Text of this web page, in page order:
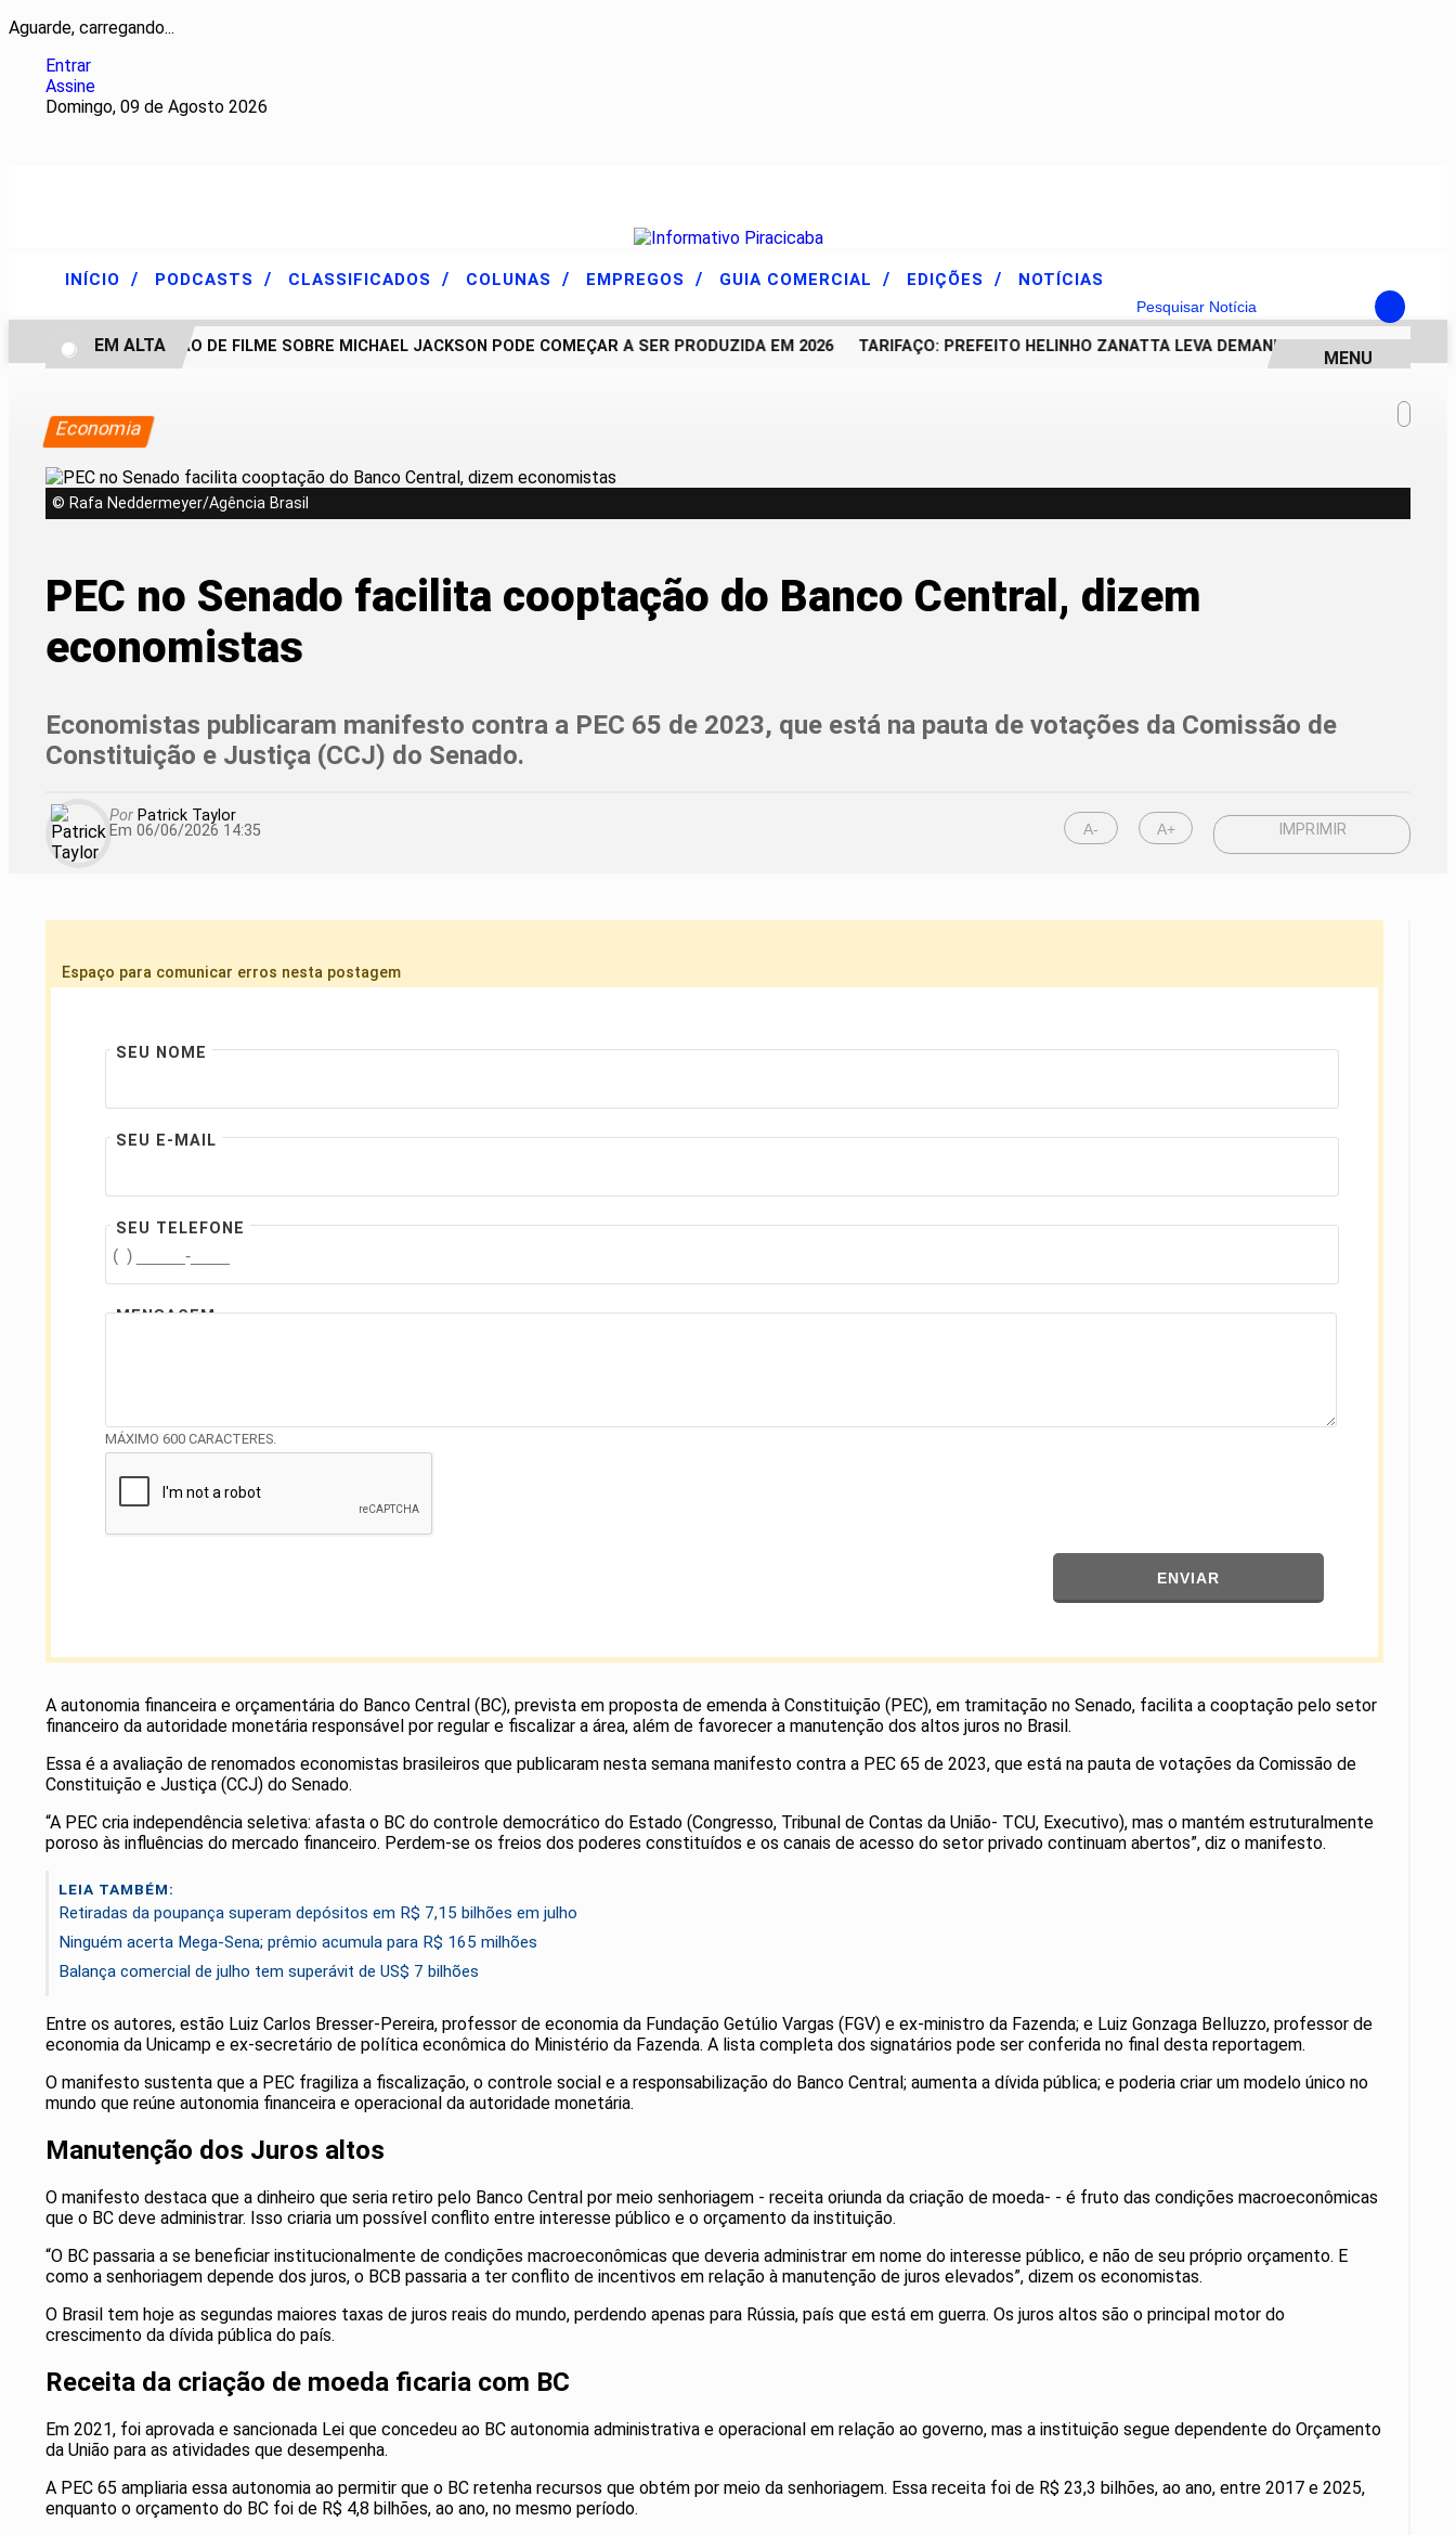
Aguarde, carregando...
Entrar
Assine
Domingo, 09 de Agosto 2026
Pesquisar Notícia
INÍCIO / PODCASTS / CLASSIFICADOS / COLUNAS / EMPREGOS / GUIA COMERCIAL / EDIÇÕES / NOTÍCIAS
CONTINUAÇÃO DE FILME SOBRE MICHAEL JACKSON PODE COMEÇAR A SER PRODUZIDA EM 2026 TARIFAÇO: PREFEITO HELINHO ZANATTA LEVA DEMANDAS DE PIRACICABA AO
EM ALTA
MENU
Economia
© Rafa Neddermeyer/Agência Brasil
PEC no Senado facilita cooptação do Banco Central, dizem
economistas
Economistas publicaram manifesto contra a PEC 65 de 2023, que está na pauta de votações da Comissão de
Constituição e Justiça (CCJ) do Senado.
Por Patrick Taylor
Em 06/06/2026 14:35
A- A+ IMPRIMIR
Espaço para comunicar erros nesta postagem
SEU NOME
SEU E-MAIL
SEU TELEFONE
MENSAGEM
MÁXIMO 600 CARACTERES.
ENVIAR
A autonomia financeira e orçamentária do Banco Central (BC), prevista em proposta de emenda à Constituição (PEC), em tramitação no Senado, facilita a cooptação pelo setor
financeiro da autoridade monetária responsável por regular e fiscalizar a área, além de favorecer a manutenção dos altos juros no Brasil.
Essa é a avaliação de renomados economistas brasileiros que publicaram nesta semana manifesto contra a PEC 65 de 2023, que está na pauta de votações da Comissão de
Constituição e Justiça (CCJ) do Senado.
“A PEC cria independência seletiva: afasta o BC do controle democrático do Estado (Congresso, Tribunal de Contas da União- TCU, Executivo), mas o mantém estruturalmente
poroso às influências do mercado financeiro. Perdem-se os freios dos poderes constituídos e os canais de acesso do setor privado continuam abertos”, diz o manifesto.
LEIA TAMBÉM:
Retiradas da poupança superam depósitos em R$ 7,15 bilhões em julho
Ninguém acerta Mega-Sena; prêmio acumula para R$ 165 milhões
Balança comercial de julho tem superávit de US$ 7 bilhões
Entre os autores, estão Luiz Carlos Bresser-Pereira, professor de economia da Fundação Getúlio Vargas (FGV) e ex-ministro da Fazenda; e Luiz Gonzaga Belluzzo, professor de
economia da Unicamp e ex-secretário de política econômica do Ministério da Fazenda. A lista completa dos signatários pode ser conferida no final desta reportagem.
O manifesto sustenta que a PEC fragiliza a fiscalização, o controle social e a responsabilização do Banco Central; aumenta a dívida pública; e poderia criar um modelo único no
mundo que reúne autonomia financeira e operacional da autoridade monetária.
Manutenção dos Juros altos
O manifesto destaca que a dinheiro que seria retiro pelo Banco Central por meio senhoriagem - receita oriunda da criação de moeda- - é fruto das condições macroeconômicas
que o BC deve administrar. Isso criaria um possível conflito entre interesse público e o orçamento da instituição.
“O BC passaria a se beneficiar institucionalmente de condições macroeconômicas que deveria administrar em nome do interesse público, e não de seu próprio orçamento. E
como a senhoriagem depende dos juros, o BCB passaria a ter conflito de incentivos em relação à manutenção de juros elevados”, dizem os economistas.
O Brasil tem hoje as segundas maiores taxas de juros reais do mundo, perdendo apenas para Rússia, país que está em guerra. Os juros altos são o principal motor do
crescimento da dívida pública do país.
Receita da criação de moeda ficaria com BC
Em 2021, foi aprovada e sancionada Lei que concedeu ao BC autonomia administrativa e operacional em relação ao governo, mas a instituição segue dependente do Orçamento
da União para as atividades que desempenha.
A PEC 65 ampliaria essa autonomia ao permitir que o BC retenha recursos que obtém por meio da senhoriagem. Essa receita foi de R$ 23,3 bilhões, ao ano, entre 2017 e 2025,
enquanto o orçamento do BC foi de R$ 4,8 bilhões, ao ano, no mesmo período.